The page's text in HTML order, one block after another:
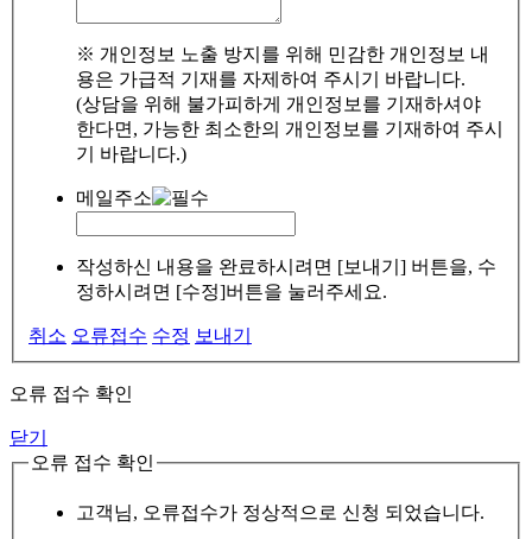
※ 개인정보 노출 방지를 위해 민감한 개인정보 내
용은 가급적 기재를 자제하여 주시기 바랍니다.
(상담을 위해 불가피하게 개인정보를 기재하셔야
한다면, 가능한 최소한의 개인정보를 기재하여 주시
기 바랍니다.)
메일주소
작성하신 내용을 완료하시려면 [보내기] 버튼을, 수
정하시려면 [수정]버튼을 눌러주세요.
취소 오류접수 수정 보내기
오류 접수 확인
닫기
오류 접수 확인
고객님, 오류접수가 정상적으로 신청 되었습니다.